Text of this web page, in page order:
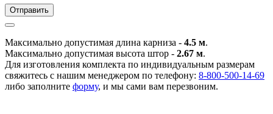
Отправить
Максимально допустимая длина карниза - 4.5 м.
Максимально допустимая высота штор - 2.67 м.
Для изготовления комплекта по индивидуальным размерам
свяжитесь с нашим менеджером по телефону: 8-800-500-14-69
либо заполните форму, и мы сами вам перезвоним.